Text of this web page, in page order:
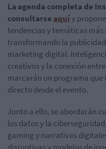
La agenda completa de
consultarse aquíy
tendencias y temáticas
transformando la
marketing digital.
creativos y la conexión
marcarán un programa
directo desde el evento.
Junto a ello, se abordarán
los datos y la
gaming y narrativas
disruptivas y modelos de